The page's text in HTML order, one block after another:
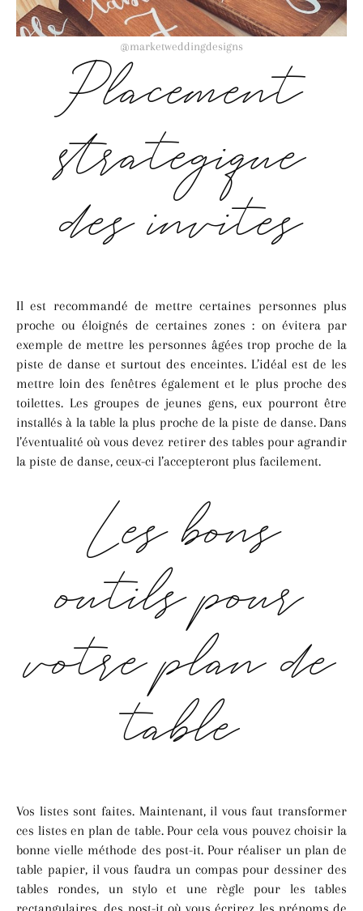
@marketweddingdesigns
Placement
stratégique
des invités
Il est recommandé de mettre certaines personnes plus
proche ou éloignés de certaines zones : on évitera par
exemple de mettre les personnes âgées trop proche de la
piste de danse et surtout des enceintes. L’idéal est de les
mettre loin des fenêtres également et le plus proche des
toilettes. Les groupes de jeunes gens, eux pourront être
installés à la table la plus proche de la piste de danse. Dans
l’éventualité où vous devez retirer des tables pour agrandir
la piste de danse, ceux-ci l’accepteront plus facilement.
Les bons
outils pour
votre plan de
table
Vos listes sont faites. Maintenant, il vous faut transformer
ces listes en plan de table. Pour cela vous pouvez choisir la
bonne vielle méthode des post-it. Pour réaliser un plan de
table papier, il vous faudra un compas pour dessiner des
tables rondes, un stylo et une règle pour les tables